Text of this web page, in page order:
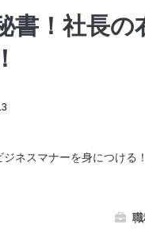
書！社長
ネスマナーを身につける